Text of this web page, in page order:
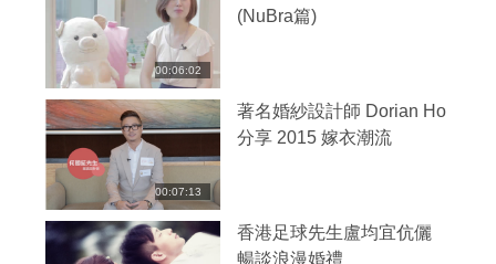
00:06:02
(NuBra篇)
00:07:13
著名婚紗設計師 Dorian Ho
分享 2015 嫁衣潮流
香港足球先生盧均宜伉儷
暢談浪漫婚禮